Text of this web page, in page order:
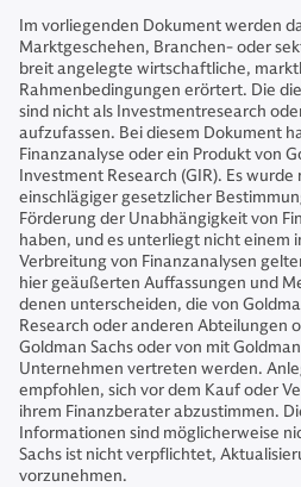
Im vorliegenden Dokument werden
Marktgeschehen, Branchen- oder
breit angelegte wirtschaftliche,
Rahmenbedingungen erörtert. Die
sind nicht als Investmentresearch
aufzufassen. Bei diesem Dokument
Finanzanalyse oder ein Produkt von
Investment Research (GIR). Es
einschlägiger gesetzlicher
Förderung der Unabhängigkeit von
haben, und es unterliegt nicht einem
Verbreitung von Finanzanalysen
hier geäußerten Auffassungen und
denen unterscheiden, die von
Research oder anderen Abteilungen
Goldman Sachs oder von mit
Unternehmen vertreten werden.
empfohlen, sich vor dem Kauf oder
ihrem Finanzberater abzustimmen.
Informationen sind möglicherweise
Sachs ist nicht verpflichtet,
vorzunehmen.